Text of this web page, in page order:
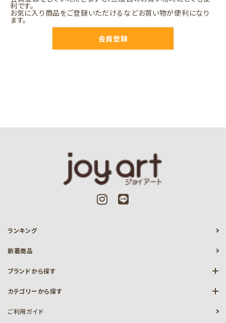
利です。
お気に入り商品をご登録いただけるなどお買い物が便利になり
ます。
会員登録
ランキング
新着商品
ブランドから探す
カテゴリーから探す
ご利用ガイド